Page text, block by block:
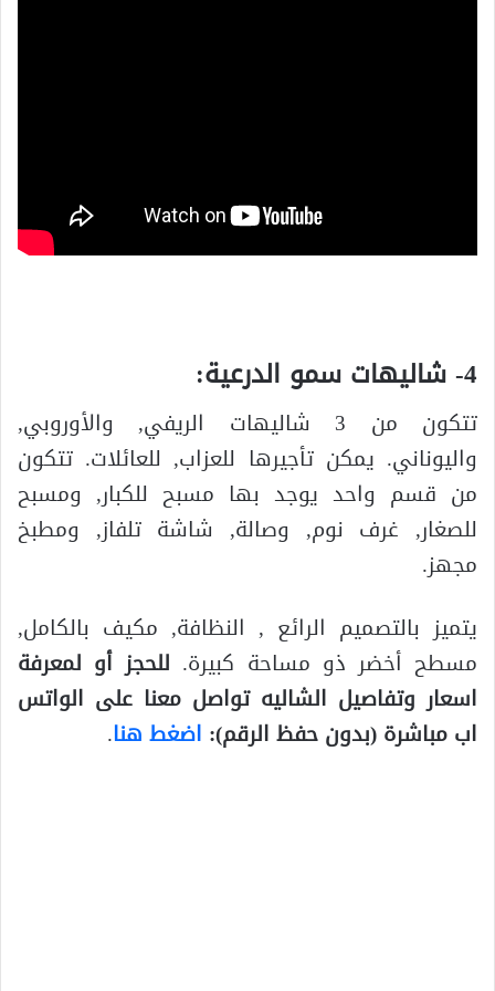
4- شاليهات سمو الدرعية:
تتكون من 3 شاليهات الريفي, والأوروبي,
واليوناني. يمكن تأجيرها للعزاب, للعائلات. تتكون
من قسم واحد يوجد بها مسبح للكبار, ومسبح
للصغار, غرف نوم, وصالة, شاشة تلفاز, ومطبخ
مجهز.
يتميز بالتصميم الرائع , النظافة, مكيف بالكامل,
مسطح أخضر ذو مساحة كبيرة. للحجز أو لمعرفة
اسعار وتفاصيل الشاليه تواصل معنا على الواتس
اب مباشرة (بدون حفظ الرقم): اضغط هنا.